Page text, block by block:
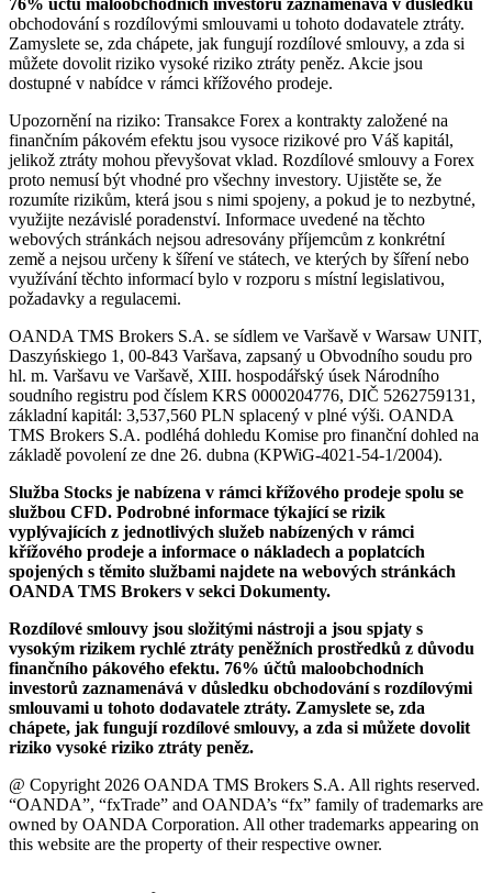
obchodování s rozdílovými smlouvami u tohoto dodavatele ztráty.
Zamyslete se, zda chápete, jak fungují rozdílové smlouvy, a zda si
můžete dovolit riziko vysoké riziko ztráty peněz. Akcie jsou
dostupné v nabídce v rámci křížového prodeje.
Upozornění na riziko: Transakce Forex a kontrakty založené na
finančním pákovém efektu jsou vysoce rizikové pro Váš kapitál,
jelikož ztráty mohou převyšovat vklad. Rozdílové smlouvy a Forex
proto nemusí být vhodné pro všechny investory. Ujistěte se, že
rozumíte rizikům, která jsou s nimi spojeny, a pokud je to nezbytné,
využijte nezávislé poradenství. Informace uvedené na těchto
webových stránkách nejsou adresovány příjemcům z konkrétní
země a nejsou určeny k šíření ve státech, ve kterých by šíření nebo
využívání těchto informací bylo v rozporu s místní legislativou,
požadavky a regulacemi.
OANDA TMS Brokers S.A. se sídlem ve Varšavě v Warsaw UNIT,
Daszyńskiego 1, 00-843 Varšava, zapsaný u Obvodního soudu pro
hl. m. Varšavu ve Varšavě, XIII. hospodářský úsek Národního
soudního registru pod číslem KRS 0000204776, DIČ 5262759131,
základní kapitál: 3,537,560 PLN splacený v plné výši. OANDA
TMS Brokers S.A. podléhá dohledu Komise pro finanční dohled na
základě povolení ze dne 26. dubna (KPWiG-4021-54-1/2004).
Služba Stocks je nabízena v rámci křížového prodeje spolu se
službou CFD. Podrobné informace týkající se rizik
vyplývajících z jednotlivých služeb nabízených v rámci
křížového prodeje a informace o nákladech a poplatcích
spojených s těmito službami najdete na webových stránkách
OANDA TMS Brokers v sekci Dokumenty.
Rozdílové smlouvy jsou složitými nástroji a jsou spjaty s
vysokým rizikem rychlé ztráty peněžních prostředků z důvodu
finančního pákového efektu. 76% účtů maloobchodních
investorů zaznamenává v důsledku obchodování s rozdílovými
smlouvami u tohoto dodavatele ztráty. Zamyslete se, zda
chápete, jak fungují rozdílové smlouvy, a zda si můžete dovolit
riziko vysoké riziko ztráty peněz.
@ Copyright 2026 OANDA TMS Brokers S.A. All rights reserved.
“OANDA”, “fxTrade” and OANDA’s “fx” family of trademarks are
owned by OANDA Corporation. All other trademarks appearing on
this website are the property of their respective owner.